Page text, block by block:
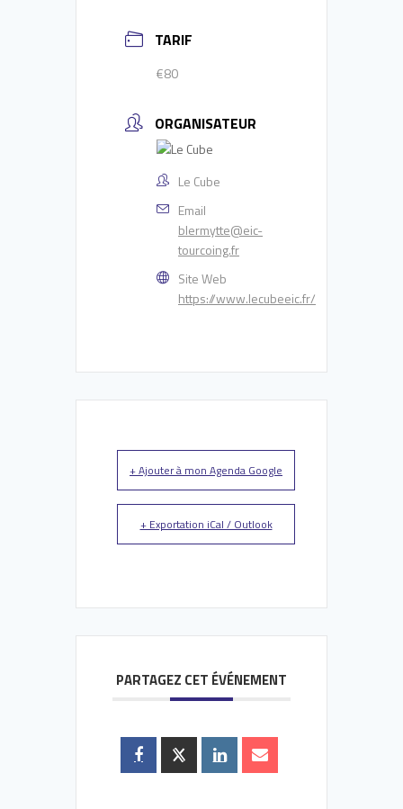
TARIF
€80
ORGANISATEUR
Le Cube
Email
blermytte@eic-
tourcoing.fr
Site Web
https://www.lecubeeic.fr/
+ Ajouter à mon Agenda Google
+ Exportation iCal / Outlook
PARTAGEZ CET ÉVÉNEMENT